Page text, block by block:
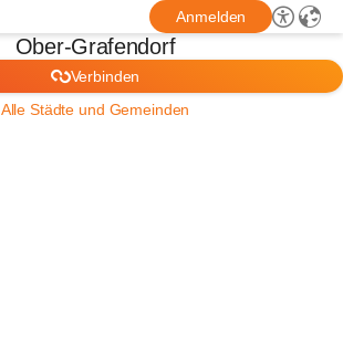
Anmelden
Ober-Grafendorf
Verbinden
Alle Städte und Gemeinden